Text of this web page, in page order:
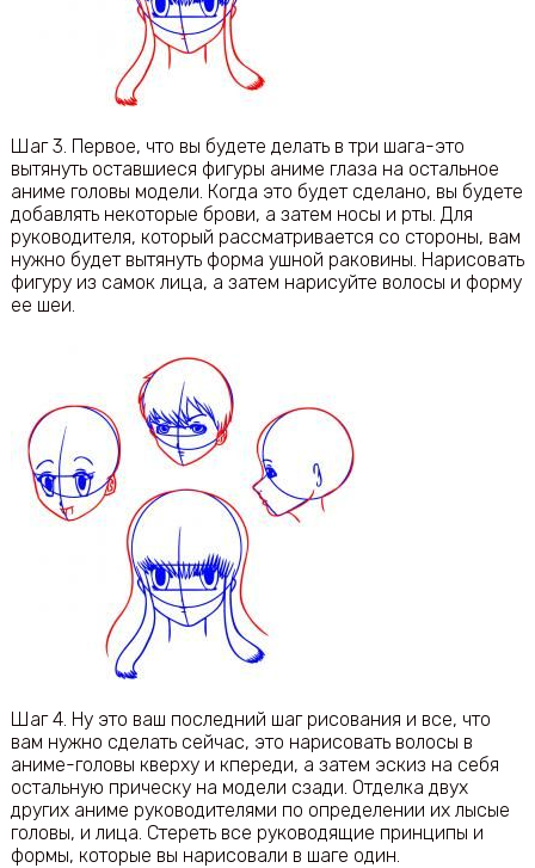
Шаг 3. Первое, что вы будете делать в три шага-это
вытянуть оставшиеся фигуры аниме глаза на остальное
аниме головы модели. Когда это будет сделано, вы будете
добавлять некоторые брови, а затем носы и рты. Для
руководителя, который рассматривается со стороны, вам
нужно будет вытянуть форма ушной раковины. Нарисовать
фигуру из самок лица, а затем нарисуйте волосы и форму
ее шеи.
Шаг 4. Ну это ваш последний шаг рисования и все, что
вам нужно сделать сейчас, это нарисовать волосы в
аниме-головы кверху и кпереди, а затем эскиз на себя
остальную прическу на модели сзади. Отделка двух
других аниме руководителями по определении их лысые
головы, и лица. Стереть все руководящие принципы и
формы, которые вы нарисовали в шаге один.